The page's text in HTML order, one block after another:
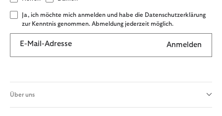
Ja, ich möchte mich anmelden und habe die Datenschutzerklärung
zur Kenntnis genommen. Abmeldung jederzeit möglich.
E-Mail-Adresse Anmelden
Über uns